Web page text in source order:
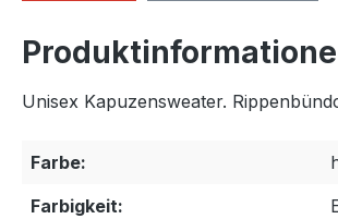
Unisex Kapuzensweater.
Farbe:
Farbigkeit: